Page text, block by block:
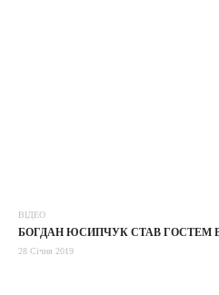
ВІДЕО
БОГДАН ЮСИПЧУК СТАВ ГОСТЕМ
28 Січня 2019